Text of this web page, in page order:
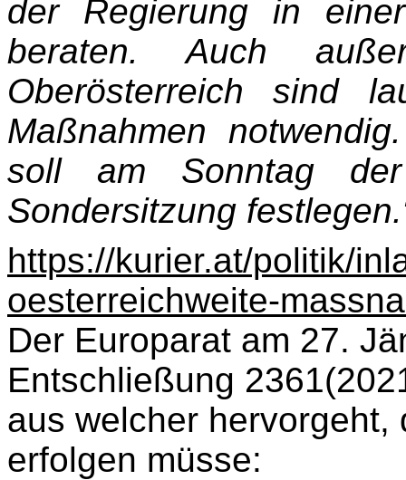
der Regierung in
beraten. Auch
Oberösterreich sind
Maßnahmen
soll am Sonntag
Sondersitzung
https://kurier.at/politik/
oesterreichweite-
Der Europarat am 27.
Entschließung
aus welcher
erfolgen müsse: